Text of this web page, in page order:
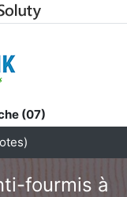
(07)
fourmis à